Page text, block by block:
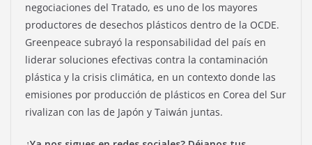
negociaciones del Tratado, es uno de los mayores
productores de desechos plásticos dentro de la OCDE.
Greenpeace subrayó la responsabilidad del país en
liderar soluciones efectivas contra la contaminación
plástica y la crisis climática, en un contexto donde las
emisiones por producción de plásticos en Corea del Sur
rivalizan con las de Japón y Taiwán juntas.